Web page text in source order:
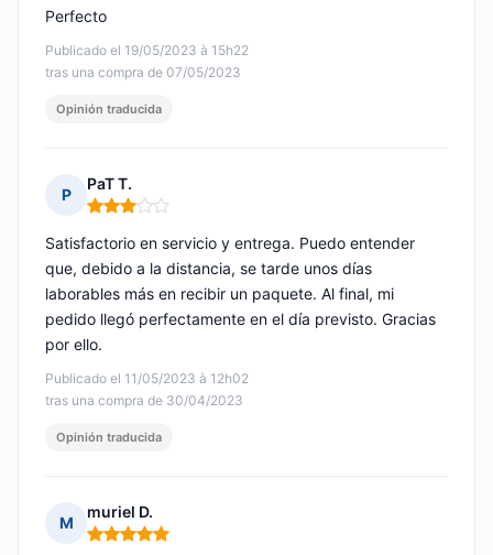
Publicado el 19/05/2023 à 15h22
tras una compra de 07/05/2023
Perfecto
Opinión traducida
P
PaT T.
Nota: 3 de 5
Publicado el 11/05/2023 à 12h02
tras una compra de 30/04/2023
Satisfactorio en servicio y entrega. Puedo entender
que, debido a la distancia, se tarde unos días
laborables más en recibir un paquete. Al final, mi
pedido llegó perfectamente en el día previsto. Gracias
por ello.
Opinión traducida
M
muriel D.
Nota: 5 de 5